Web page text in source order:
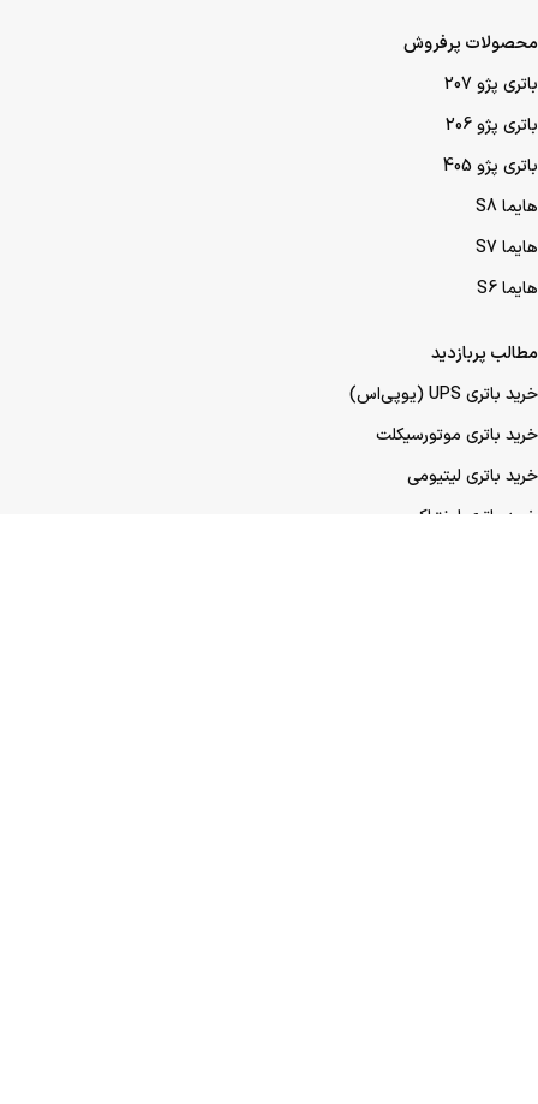
محصولات پرفروش
باتری پژو 207
باتری پژو 206
باتری پژو 405
هایما S8
هایما S7
هایما S6
مطالب پربازدید
خرید باتری UPS (یو‌پی‌اس)
خرید باتری موتورسیکلت
خرید باتری لیتیومی
خرید باتری لیفتراک